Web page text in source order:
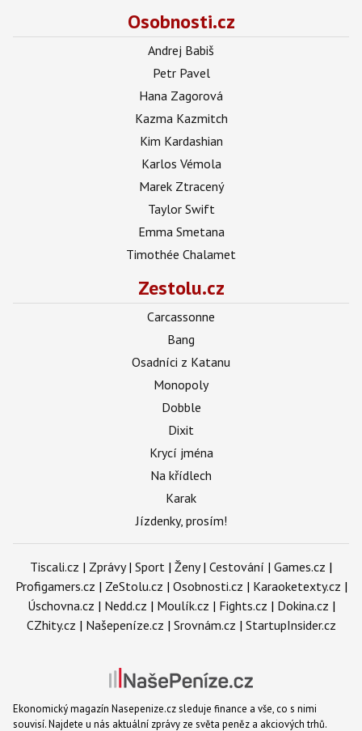
Osobnosti.cz
Andrej Babiš
Petr Pavel
Hana Zagorová
Kazma Kazmitch
Kim Kardashian
Karlos Vémola
Marek Ztracený
Taylor Swift
Emma Smetana
Timothée Chalamet
Zestolu.cz
Carcassonne
Bang
Osadníci z Katanu
Monopoly
Dobble
Dixit
Krycí jména
Na křídlech
Karak
Jízdenky, prosím!
Tiscali.cz | Zprávy| Sport | Ženy| Cestování | Games.cz |
Profigamers.cz | ZeStolu.cz | Osobnosti.cz | Karaoketexty.cz |
Úschovna.cz | Nedd.cz | Moulík.cz | Fights.cz | Dokina.cz |
CZhity.cz | Našepeníze.cz | Srovnám.cz | StartupInsider.cz
Ekonomický magazín Nasepenize.cz sleduje finance a vše, co s nimi
souvisí. Najdete u nás aktuální zprávy ze světa peněz a akciových trhů.